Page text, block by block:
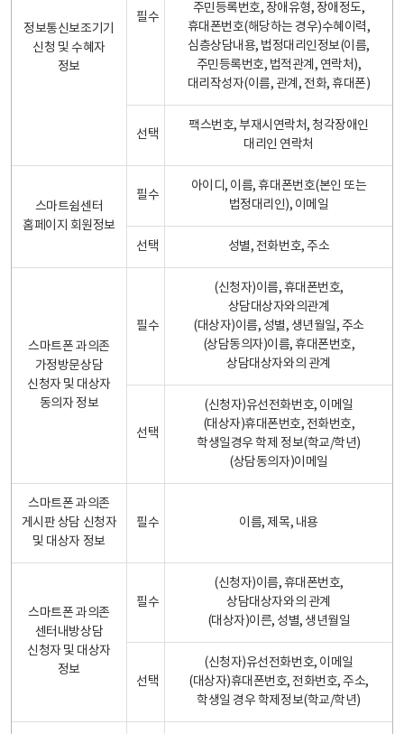
정보통신보조기기
신청 및 수혜자
정보
필수
주민등록번호, 장애유형, 장애정도,
휴대폰번호(해당하는 경우)수혜이력,
심층상담내용, 법정대리인정보(이름,
주민등록번호, 법적관계, 연락처),
대리작성자(이름, 관계, 전화, 휴대폰)
선택
팩스번호, 부재시연락처, 청각장애인
대리인 연락처
스마트쉼센터
홈페이지 회원정보
필수
아이디, 이름, 휴대폰번호(본인 또는
법정대리인), 이메일
선택 성별, 전화번호, 주소
스마트폰 과의존
가정방문상담
신청자 및 대상자
동의자 정보
필수
(신청자)이름, 휴대폰번호,
상담대상자와의관계
(대상자)이름, 성별, 생년월일, 주소
(상담동의자)이름, 휴대폰번호,
상담대상자와의 관계
선택
(신청자)유선전화번호, 이메일
(대상자)휴대폰번호, 전화번호,
학생일경우 학제 정보(학교/학년)
(상담동의자)이메일
스마트폰 과의존
게시판 상담 신청자
및 대상자 정보
필수 이름, 제목, 내용
스마트폰 과의존
센터내방상담
신청자 및 대상자
정보
필수
(신청자)이름, 휴대폰번호,
상담대상자와의 관계
(대상자)이른, 성별, 생년월일
선택
(신청자)유선전화번호, 이메일
(대상자)휴대폰번호, 전화번호, 주소,
학생일 경우 학제정보(학교/학년)